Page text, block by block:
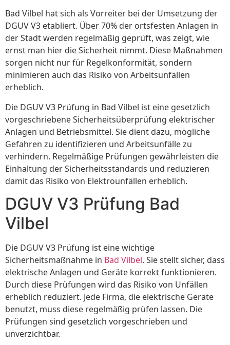
Bad Vilbel hat sich als Vorreiter bei der Umsetzung der
DGUV V3 etabliert. Über 70% der ortsfesten Anlagen in
der Stadt werden regelmäßig geprüft, was zeigt, wie
ernst man hier die Sicherheit nimmt. Diese Maßnahmen
sorgen nicht nur für Regelkonformität, sondern
minimieren auch das Risiko von Arbeitsunfällen
erheblich.
Die DGUV V3 Prüfung in Bad Vilbel ist eine gesetzlich
vorgeschriebene Sicherheitsüberprüfung elektrischer
Anlagen und Betriebsmittel. Sie dient dazu, mögliche
Gefahren zu identifizieren und Arbeitsunfälle zu
verhindern. Regelmäßige Prüfungen gewährleisten die
Einhaltung der Sicherheitsstandards und reduzieren
damit das Risiko von Elektrounfällen erheblich.
DGUV V3 Prüfung Bad
Vilbel
Die DGUV V3 Prüfung ist eine wichtige
Sicherheitsmaßnahme in Bad Vilbel. Sie stellt sicher, dass
elektrische Anlagen und Geräte korrekt funktionieren.
Durch diese Prüfungen wird das Risiko von Unfällen
erheblich reduziert. Jede Firma, die elektrische Geräte
benutzt, muss diese regelmäßig prüfen lassen. Die
Prüfungen sind gesetzlich vorgeschrieben und
unverzichtbar.